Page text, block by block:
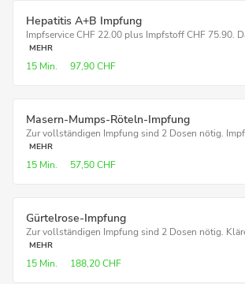
Hepatitis A+B Impfung
Impfservice CHF 22.00 plus Impfstoff CHF 75.90.
MEHR
15 Min. 97,90 CHF
Masern-Mumps-Röteln-Impfung
Zur vollständigen Impfung sind 2 Dosen nötig.
MEHR
15 Min. 57,50 CHF
Gürtelrose-Impfung
Zur vollständigen Impfung sind 2 Dosen nötig.
MEHR
15 Min. 188,20 CHF